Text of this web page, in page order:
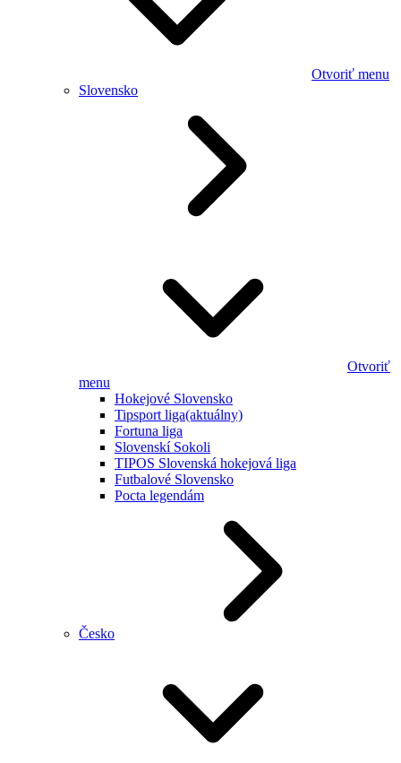
Otvoriť menu
Slovensko
Otvoriť
menu
Hokejové Slovensko
Tipsport liga(aktuálny)
Fortuna liga
Slovenskí Sokoli
TIPOS Slovenská hokejová liga
Futbalové Slovensko
Pocta legendám
Česko